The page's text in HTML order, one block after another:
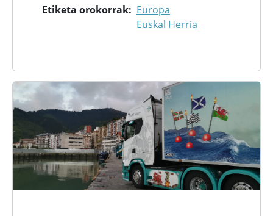
Etiketa orokorrak
Europa
Euskal Herria